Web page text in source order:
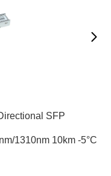
SFP
1310nm 10km -5°C